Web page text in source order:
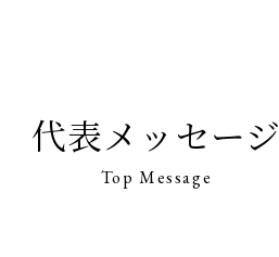
代表メッセージ
Top Message